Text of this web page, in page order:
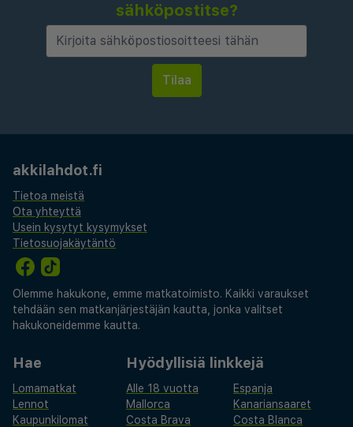
sähköpostitse?
akkilahdot.fi
Tietoa meistä
Ota yhteyttä
Usein kysytyt kysymykset
Tietosuojakäytäntö
Olemme hakukone, emme matkatoimisto. Kaikki varaukset
tehdään sen matkanjärjestäjän kautta, jonka valitset
hakukoneidemme kautta.
Hae
Lomamatkat
Lennot
Kaupunkilomat
Hyödyllisiä linkkejä
Alle 18 vuotta
Espanja
Mallorca
Kanariansaaret
Costa Brava
Costa Blanca